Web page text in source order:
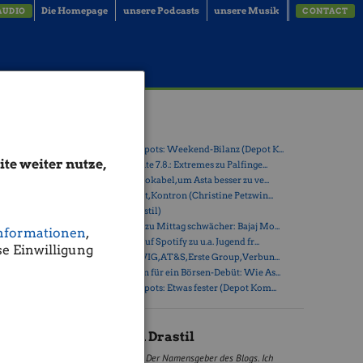
weiter nutze,
,
Einwilligung
Die Homepage unsere Podcasts unsere Musik CONTACT
wir die
als
» Österreich-Depots: Weekend-Bilanz (Depot K...
» Börsegeschichte 7.8.: Extremes zu Palfinge...
» Nachlese: 10 Vokabel, um Asta besser zu ve...
» PIR-News: Post, Kontron (Christine Petzwin...
» (Christian Drastil)
» Wiener Börse zu Mittag schwächer: Bajaj Mo...
» Börse-Inputs auf Spotify zu u.a. Jugend fr...
» ATX-Trends: VIG, AT&S, Erste Group, Verbun...
» Zehn Vokabeln für ein Börsen-Debüt: Wie As...
» Österreich-Depots: Etwas fester (Depot Kom...
Christian Drastil
Der Namensgeber des Blogs. Ich